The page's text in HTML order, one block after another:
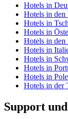
Hotels in
Hotels in den
Hotels in
Hotels in
Hotels in den
Hotels in
Hotels in
Hotels in
Hotels in
Hotels in der
Support